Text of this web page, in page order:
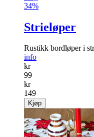
34%
Strieløper
Rustikk bordløper i
info
kr
99
kr
149
Kjøp